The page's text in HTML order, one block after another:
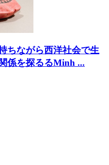
ちながら西洋社会で生
係を探るるMinh ...